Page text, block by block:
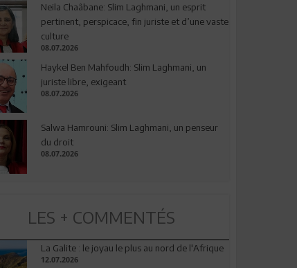
Neila Chaâbane: Slim Laghmani, un esprit
pertinent, perspicace, fin juriste et d’une vaste
culture
08.07.2026
Haykel Ben Mahfoudh: Slim Laghmani, un
juriste libre, exigeant
08.07.2026
Salwa Hamrouni: Slim Laghmani, un penseur
du droit
08.07.2026
LES + COMMENTÉS
La Galite : le joyau le plus au nord de l'Afrique
12.07.2026